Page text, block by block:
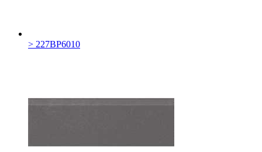
> 227BP6010